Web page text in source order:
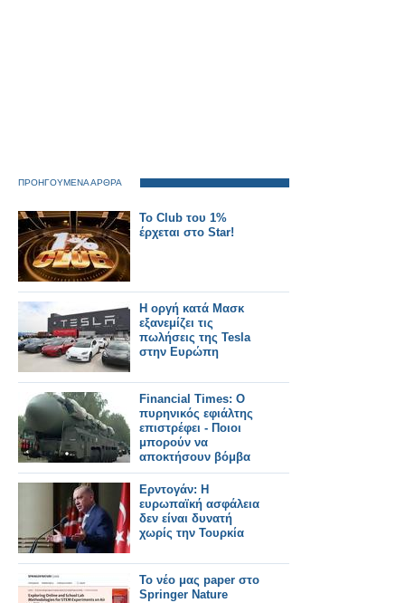
ΠΡΟΗΓΟΥΜΕΝΑ ΑΡΘΡΑ
To Club του 1%
έρχεται στο Star!
Η οργή κατά Μασκ
εξανεμίζει τις
πωλήσεις της Tesla
στην Ευρώπη
Financial Times: Ο
πυρηνικός εφιάλτης
επιστρέφει - Ποιοι
μπορούν να
αποκτήσουν βόμβα
Ερντογάν: Η
ευρωπαϊκή ασφάλεια
δεν είναι δυνατή
χωρίς την Τουρκία
Το νέο μας paper στο
Springer Nature